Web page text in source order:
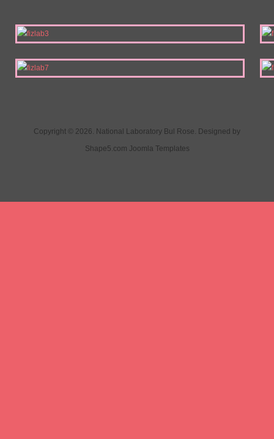
Copyright © 2026. National Laboratory Bul Rose. Designed by
Shape5.com Joomla Templates